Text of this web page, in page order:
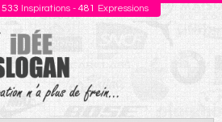
533 Inspirations - 481 Expressions